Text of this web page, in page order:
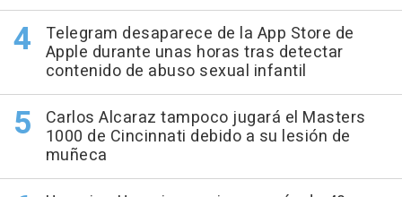
Telegram desaparece de la App Store de
Apple durante unas horas tras detectar
contenido de abuso sexual infantil
Carlos Alcaraz tampoco jugará el Masters
1000 de Cincinnati debido a su lesión de
muñeca